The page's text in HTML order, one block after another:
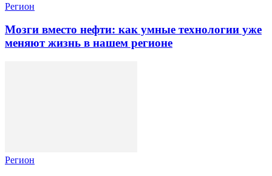
Регион
Мозги вместо нефти: как умные технологии уже
меняют жизнь в нашем регионе
Регион